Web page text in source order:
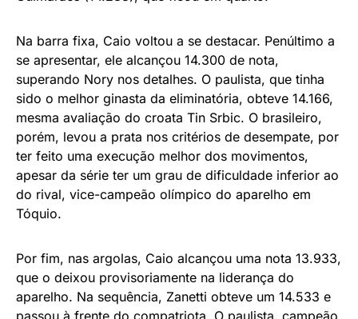
Na barra fixa, Caio voltou a se destacar. Penúltimo a
se apresentar, ele alcançou 14.300 de nota,
superando Nory nos detalhes. O paulista, que tinha
sido o melhor ginasta da eliminatória, obteve 14.166,
mesma avaliação do croata Tin Srbic. O brasileiro,
porém, levou a prata nos critérios de desempate, por
ter feito uma execução melhor dos movimentos,
apesar da série ter um grau de dificuldade inferior ao
do rival, vice-campeão olímpico do aparelho em
Tóquio.
Por fim, nas argolas, Caio alcançou uma nota 13.933,
que o deixou provisoriamente na liderança do
aparelho. Na sequência, Zanetti obteve um 14.533 e